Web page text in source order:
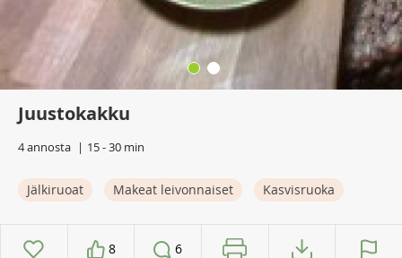
Juustokakku
4 annosta 15 - 30 min
Jälkiruoat Makeat leivonnaiset Kasvisruoka
8 6